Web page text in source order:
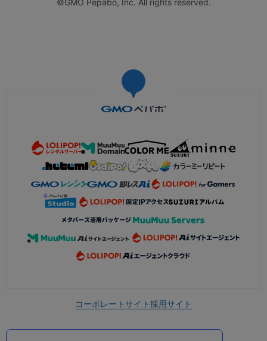
©GMO Pepabo, Inc. All rights reserved.
コーポレートサイト採用サイト